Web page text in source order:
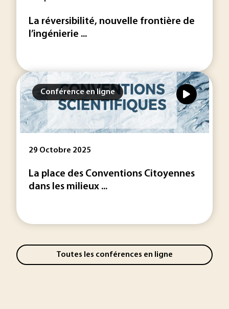
La réversibilité, nouvelle frontière de
l’ingénierie ...
Conférence en ligne
29 Octobre 2025
La place des Conventions Citoyennes
dans les milieux ...
Toutes les conférences en ligne